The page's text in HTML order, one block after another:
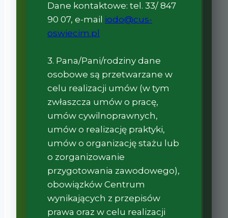
Dane kontaktowe: tel. 33/ 847
90 07, e-mail iodo@cus-
oswiecim.pl
3. Pana/Pani/rodziny dane
osobowe są przetwarzane w
celu realizacji umów (w tym
zwłaszcza umów o pracę,
umów cywilnoprawnych,
umów o realizację praktyki,
umów o organizację stażu lub
o zorganizowanie
przygotowania zawodowego),
obowiązków Centrum
wynikających z przepisów
prawa oraz w celu realizacji